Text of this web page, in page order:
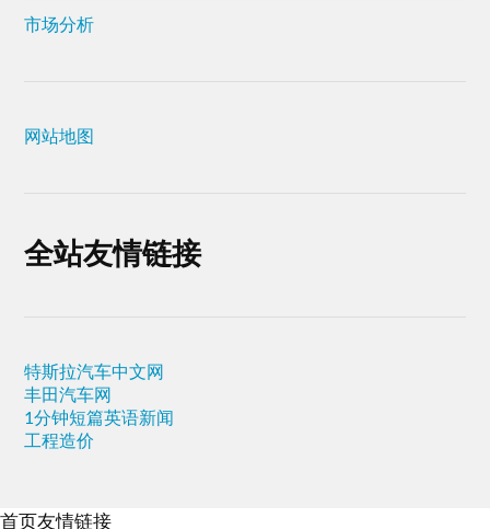
市场分析
网站地图
全站友情链接
特斯拉汽车中文网
丰田汽车网
1分钟短篇英语新闻
工程造价
首页友情链接